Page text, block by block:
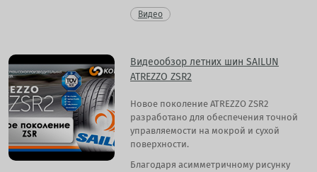
Видео
Видеообзор летних шин SAILUN
ATREZZO ZSR2
Новое поколение ATREZZO ZSR2
разработано для обеспечения точной
управляемости на мокрой и сухой
поверхности.
Благодаря асимметричному рисунку